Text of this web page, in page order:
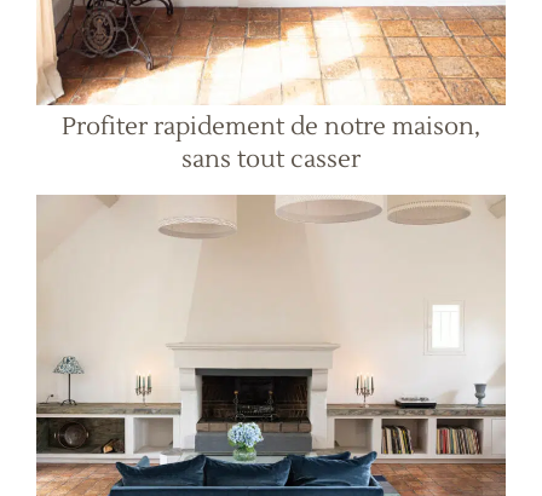
Profiter rapidement de notre maison,
sans tout casser